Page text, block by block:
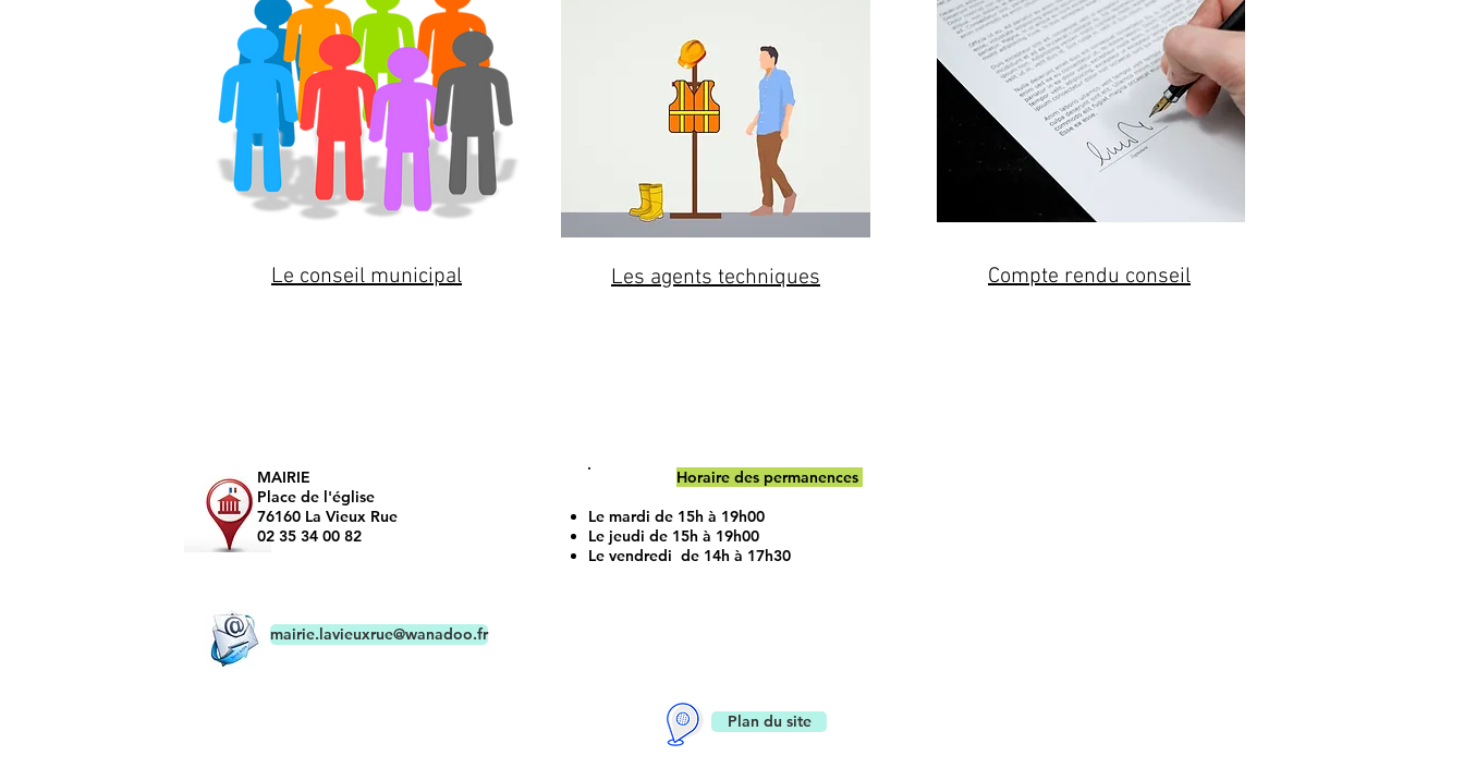
Le conseil municipal Les agents techniques Compte rendu conseil
MAIRIE
Place de l'église
76160 La Vieux Rue
02 35 34 00 82
mairie.lavieuxrue@wanadoo.fr
Horaire des permanences
Le mardi de 15h à 19h00
Le jeudi de 15h à 19h00
Le vendredi de 14h à 17h30
Plan du site